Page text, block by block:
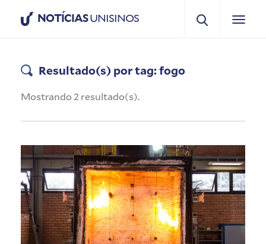
NOTÍCIASUNISINOS
Resultado(s) por tag: fogo
Mostrando 2 resultado(s).